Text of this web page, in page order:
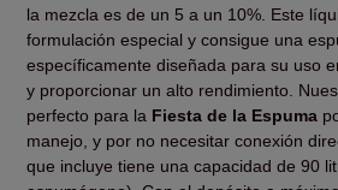
la mezcla es de un 5 a un 10%. Este
formulación especial y consigue una
específicamente diseñada para su uso
y proporcionar un alto rendimiento.
perfecto para la Fiesta de la Espuma
manejo, y por no necesitar conexión
que incluye tiene una capacidad de 90